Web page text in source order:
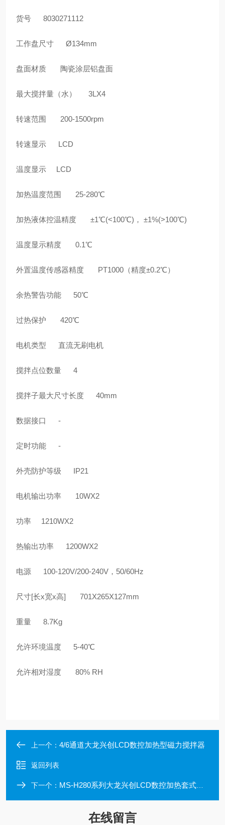
货号 8030271112
工作盘尺寸 Ø134mm
盘面材质 陶瓷涂层铝盘面
最大搅拌量（水） 3LX4
转速范围 200-1500rpm
转速显示 LCD
温度显示 LCD
加热温度范围 25-280℃
加热液体控温精度 ±1℃(<100℃)， ±1%(>100℃)
温度显示精度 0.1℃
外置温度传感器精度 PT1000（精度±0.2℃）
余热警告功能 50℃
过热保护 420℃
电机类型 直流无刷电机
搅拌点位数量 4
搅拌子最大尺寸长度 40mm
数据接口 -
定时功能 -
外壳防护等级 IP21
电机输出功率 10WX2
功率 1210WX2
热输出功率 1200WX2
电源 100-120V/200-240V，50/60Hz
尺寸[长x宽x高] 701X265X127mm
重量 8.7Kg
允许环境温度 5-40℃
允许相对湿度 80% RH
上一个： 4/6通道大龙兴创LCD数控加热型磁力搅拌器
返回列表
下一个： MS-H280系列大龙兴创LCD数控加热套式磁力搅拌器
在线留言